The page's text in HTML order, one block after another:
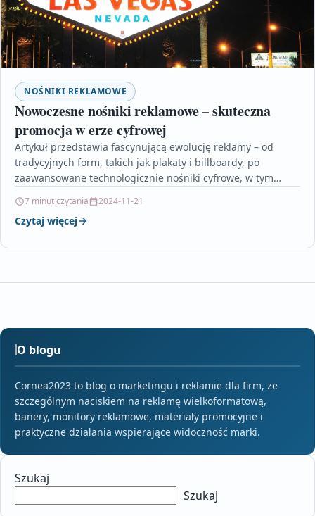
NOŚNIKI REKLAMOWE
Nowoczesne nośniki reklamowe – skuteczna
promocja w erze cyfrowej
Artykuł przedstawia fascynującą ewolucję reklamy – od
tradycyjnych form, takich jak plakaty i billboardy, po
zaawansowane technologicznie nośniki cyfrowe, w tym
7 minut czytania 2024-11-21
Czytaj więcej
O blogu
Cornea2023 to blog o marketingu i reklamie dla firm, ze
szczególnym naciskiem na reklamę wielkoformatową,
banery, monitory reklamowe, materiały promocyjne i
praktyczne działania wspierające widoczność marki.
Szukaj
Szukaj